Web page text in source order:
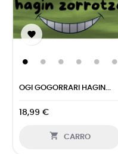

OGI GOGORRARI HAGIN...
18,99 €
 CARRO